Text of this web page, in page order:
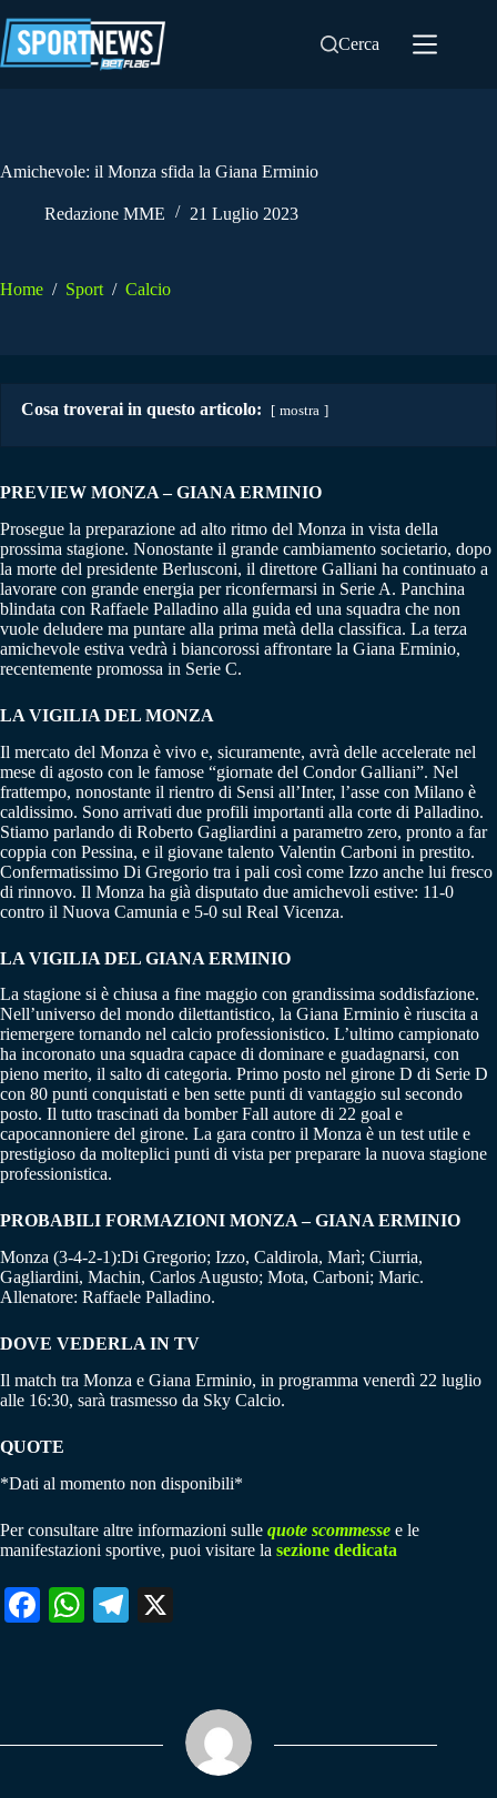
al
contenuto
Cerca
Amichevole: il Monza sfida la Giana Erminio
Redazione MME 21 Luglio 2023
Home / Sport / Calcio
Cosa troverai in questo articolo: mostra
PREVIEW MONZA – GIANA ERMINIO
Prosegue la preparazione ad alto ritmo del Monza in vista della
prossima stagione. Nonostante il grande cambiamento societario, dopo
la morte del presidente Berlusconi, il direttore Galliani ha continuato a
lavorare con grande energia per riconfermarsi in Serie A. Panchina
blindata con Raffaele Palladino alla guida ed una squadra che non
vuole deludere ma puntare alla prima metà della classifica. La terza
amichevole estiva vedrà i biancorossi affrontare la Giana Erminio,
recentemente promossa in Serie C.
LA VIGILIA DEL MONZA
Il mercato del Monza è vivo e, sicuramente, avrà delle accelerate nel
mese di agosto con le famose “giornate del Condor Galliani”. Nel
frattempo, nonostante il rientro di Sensi all’Inter, l’asse con Milano è
caldissimo. Sono arrivati due profili importanti alla corte di Palladino.
Stiamo parlando di Roberto Gagliardini a parametro zero, pronto a far
coppia con Pessina, e il giovane talento Valentin Carboni in prestito.
Confermatissimo Di Gregorio tra i pali così come Izzo anche lui fresco
di rinnovo. Il Monza ha già disputato due amichevoli estive: 11-0
contro il Nuova Camunia e 5-0 sul Real Vicenza.
LA VIGILIA DEL GIANA ERMINIO
La stagione si è chiusa a fine maggio con grandissima soddisfazione.
Nell’universo del mondo dilettantistico, la Giana Erminio è riuscita a
riemergere tornando nel calcio professionistico. L’ultimo campionato
ha incoronato una squadra capace di dominare e guadagnarsi, con
pieno merito, il salto di categoria. Primo posto nel girone D di Serie D
con 80 punti conquistati e ben sette punti di vantaggio sul secondo
posto. Il tutto trascinati da bomber Fall autore di 22 goal e
capocannoniere del girone. La gara contro il Monza è un test utile e
prestigioso da molteplici punti di vista per preparare la nuova stagione
professionistica.
PROBABILI FORMAZIONI MONZA – GIANA ERMINIO
Monza (3-4-2-1):Di Gregorio; Izzo, Caldirola, Marì; Ciurria,
Gagliardini, Machin, Carlos Augusto; Mota, Carboni; Maric.
Allenatore: Raffaele Palladino.
DOVE VEDERLA IN TV
Il match tra Monza e Giana Erminio, in programma venerdì 22 luglio
alle 16:30, sarà trasmesso da Sky Calcio.
QUOTE
*Dati al momento non disponibili*
Per consultare altre informazioni sulle quote scommesse e le
manifestazioni sportive, puoi visitare la sezione dedicata
Fa W
pp
Te
m